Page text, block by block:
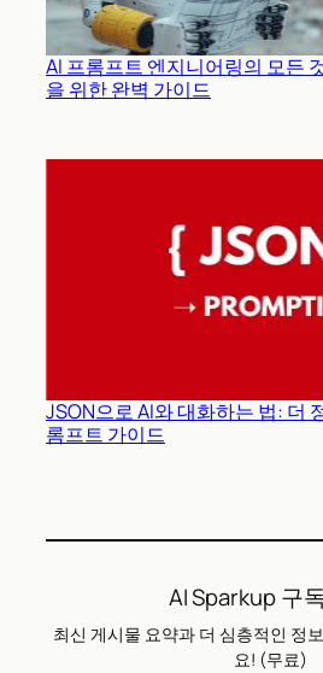
AI 프롬프트 엔지니어링의 모든
을 위한 완벽 가이드
JSON으로 AI와 대화하는 법: 더
롬프트 가이드
AI Sparkup 구
최신 게시물 요약과 더 심층적인 정
요! (무료)